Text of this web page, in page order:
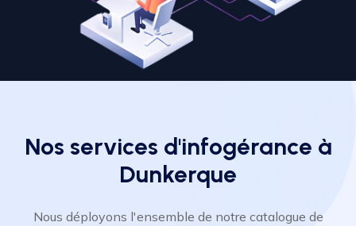
Nos services d'infogérance à
Dunkerque
Nous déployons l'ensemble de notre catalogue de